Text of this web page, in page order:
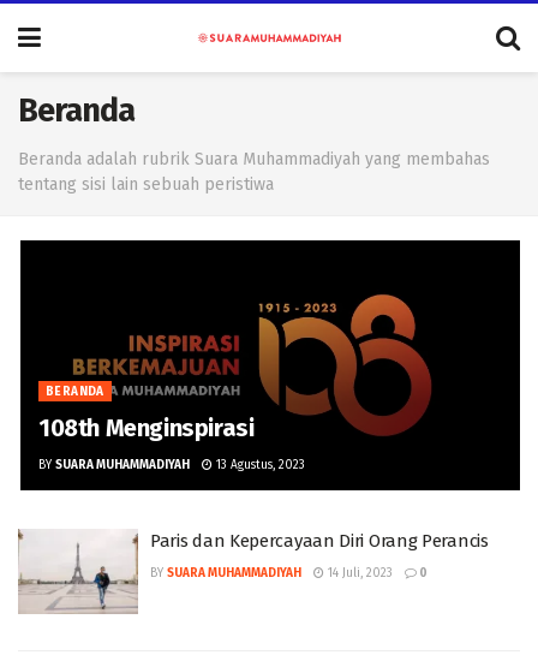
Beranda
Beranda adalah rubrik Suara Muhammadiyah yang membahas
tentang sisi lain sebuah peristiwa
BERANDA
108th Menginspirasi
BY SUARA MUHAMMADIYAH 13 Agustus, 2023
Paris dan Kepercayaan Diri Orang Perancis
BY SUARA MUHAMMADIYAH 14 Juli, 2023 0